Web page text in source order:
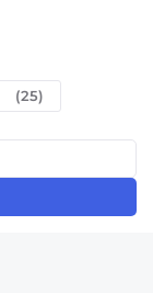
(25)